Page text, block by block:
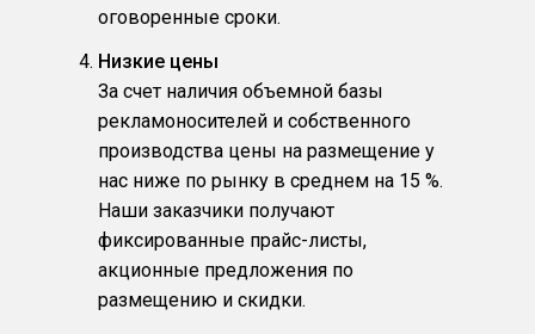
оговоренные сроки.
Низкие цены
За счет наличия объемной базы
рекламоносителей и собственного
производства цены на размещение у
нас ниже по рынку в среднем на 15 %.
Наши заказчики получают
фиксированные прайс-листы,
акционные предложения по
размещению и скидки.